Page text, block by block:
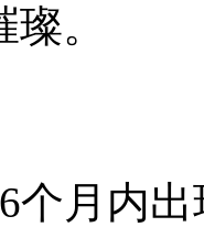
。
个月内